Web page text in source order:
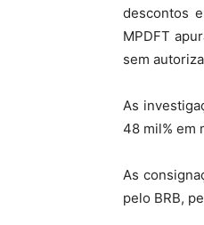
descontos
MPDFT
sem
As
48 mil% em
As
pelo BRB,